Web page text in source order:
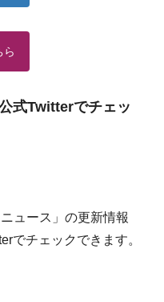
ら
式Twitterでチェッ
ュース」の更新情報
でチェックできます。